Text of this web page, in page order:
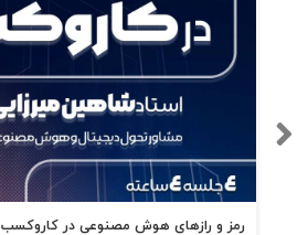
رمز و رازهای هوش مصنوعی در کاروکسب